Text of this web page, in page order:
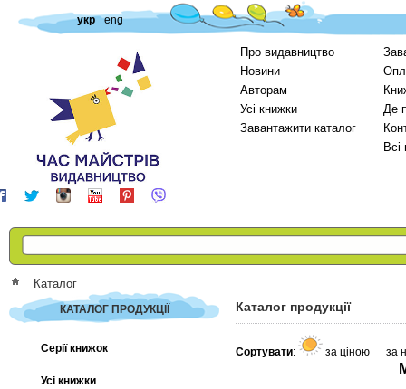
укр eng
Про видавництво
Новини
Авторам
Усі книжки
Завантажити каталог
Де
Каталог
КАТАЛОГ ПРОДУКЦІЇ
Серії книжок
Усі книжки
Каталог продукції
Сортувати: за ціною за